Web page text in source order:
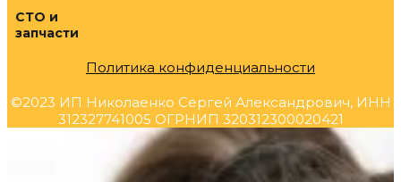
СТО и
запчасти
Политика конфиденциальности
©2023 ИП Николаенко Сергей Александрович, ИНН
312327741005 ОГРНИП 320312300020421